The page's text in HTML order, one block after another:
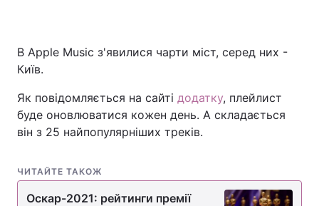
В Apple Music з'явилися чарти міст, серед них -
Київ.
Як повідомляється на сайті додатку, плейлист
буде оновлюватися кожен день. А складається
він з 25 найпопулярніших треків.
ЧИТАЙТЕ ТАКОЖ
Оскар-2021: рейтинги премії